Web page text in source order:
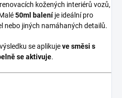
kožených interiérů vozů,
50ml baleníje ideální pro
nebo jiných namáhaných detailů.
se aplikujeve směsi s
se aktivuje.